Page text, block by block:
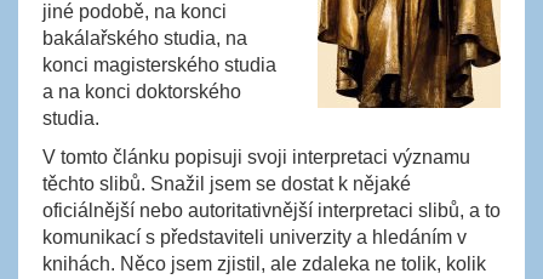
jiné podobě, na konci
bakálařského studia, na
konci magisterského studia
a na konci doktorského
studia.
V tomto článku popisuji svoji interpretaci významu
těchto slibů. Snažil jsem se dostat k nějaké
oficiálnější nebo autoritativnější interpretaci slibů, a to
komunikací s představiteli univerzity a hledáním v
knihách. Něco jsem zjistil, ale zdaleka ne tolik, kolik